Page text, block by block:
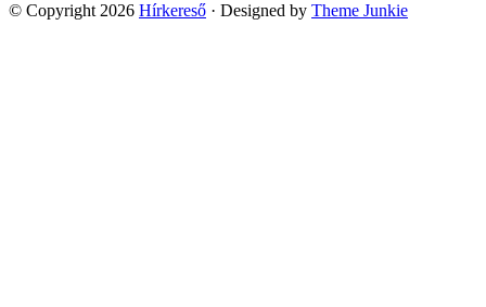
© Copyright 2026 Hírkereső · Designed by Theme Junkie